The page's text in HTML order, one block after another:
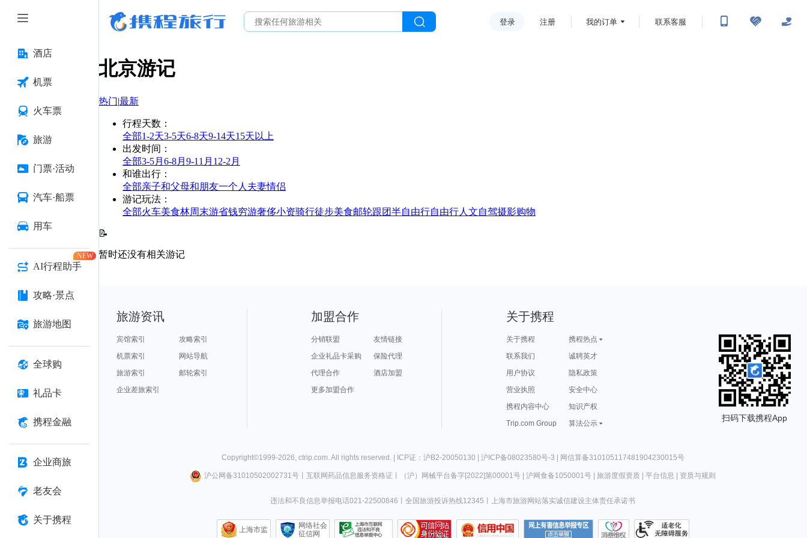
酒店
机票
火车票
旅游
门票·活动
汽车·船票
用车
AI行程助手
NEW
攻略·景点
旅游地图
全球购
礼品卡
携程金融
企业商旅
老友会
关于携程
登录 注册 我的订单 联系客服
北京游记
热门|最新
行程天数 ：
全部1-2天3-5天6-8天9-14天15天以上
出发时间 ：
全部3-5月 6-8月 9-11月 12-2月
和谁出行 ：
全部亲子和父母和朋友一个人 夫妻情侣
游记玩法 ：
全部火车美食林周末游省钱穷游奢侈小资骑行徒步美食邮轮跟团半自由行自由行人文自驾摄影购物
📝
暂时还没有相关游记
旅游资讯
宾馆索引
攻略索引
机票索引
网站导航
旅游索引
邮轮索引
企业差旅索引
加盟合作
分销联盟
友情链接
企业礼品卡采购
保险代理
代理合作
酒店加盟
更多加盟合作
关于携程
关于携程
携程热点
联系我们
诚聘英才
用户协议
隐私政策
营业执照
安全中心
携程内容中心
知识产权
Trip.com Group
算法公示
扫码下载携程App
Copyright©1999-2026, ctrip.com. All rights reserved. | ICP证：沪B2-20050130 | 沪ICP备08023580号-3 | 网信算备310105117481904230015号
沪公网备31010502002731号丨 互联网药品信息服务资格证 （沪）网械平台备字[2022]第00001号| 沪网食备1050001号| 旅游度假资质| 平台信息 资质与规则
违法和不良信息举报电话021-22500846 全国旅游投诉热线12345 上海市旅游网站落实诚信建设主体责任承诺书
上海市监
网络社会
征信网